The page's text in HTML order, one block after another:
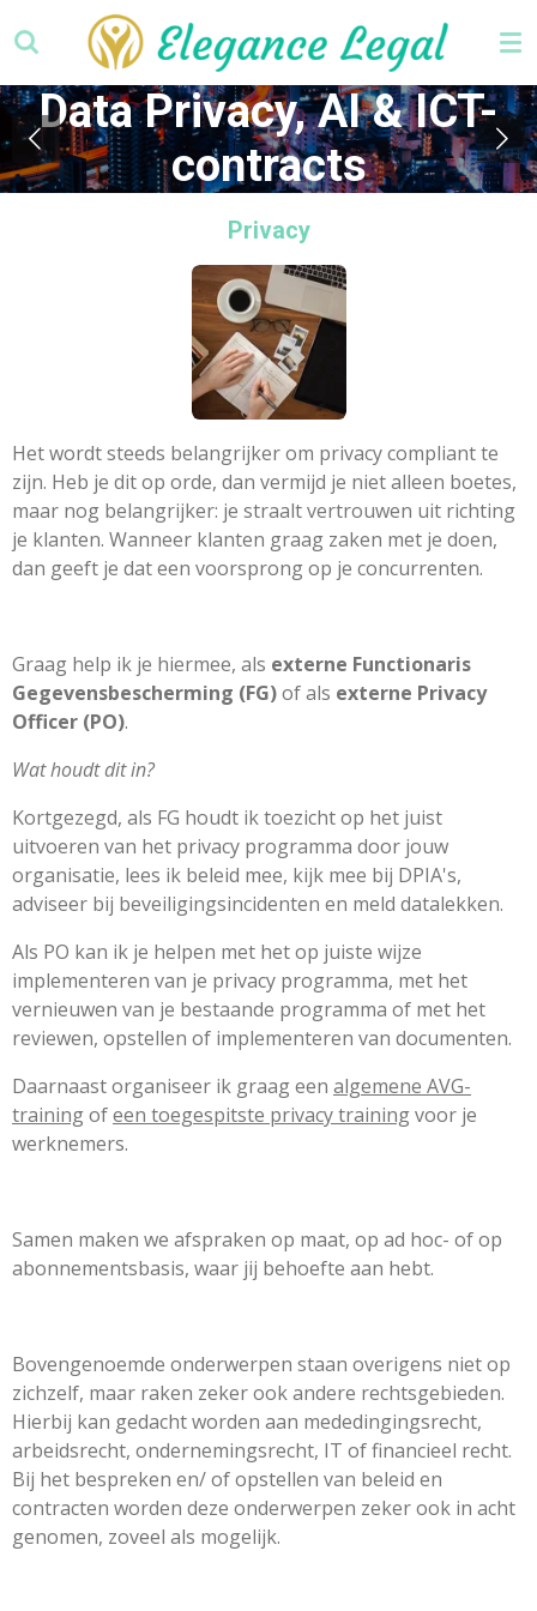
direct
naar
de
hoofdinhoud
Data Privacy, AI & ICT-
contracts
Privacy
Het wordt steeds belangrijker om privacy compliant te
zijn. Heb je dit op orde, dan vermijd je niet alleen boetes,
maar nog belangrijker: je straalt vertrouwen uit richting
je klanten. Wanneer klanten graag zaken met je doen,
dan geeft je dat een voorsprong op je concurrenten.
Graag help ik je hiermee, als externe Functionaris
Gegevensbescherming (FG)of als externe Privacy
Officer (PO).
Wat houdt dit in?
Kortgezegd, als FG houdt ik toezicht op het juist
uitvoeren van het privacy programma door jouw
organisatie, lees ik beleid mee, kijk mee bij DPIA's,
adviseer bij beveiligingsincidenten en meld datalekken.
Als PO kan ik je helpen met het op juiste wijze
implementeren van je privacy programma, met het
vernieuwen van je bestaande programma of met het
reviewen, opstellen of implementeren van documenten.
Daarnaast organiseer ik graag een algemene AVG-
trainingofeen toegespitste privacy trainingvoor je
werknemers.
Samen maken we afspraken op maat, op ad hoc- of op
abonnementsbasis, waar jij behoefte aan hebt.
Bovengenoemde onderwerpen staan overigens niet op
zichzelf, maar raken zeker ook andere rechtsgebieden.
Hierbij kan gedacht worden aan mededingingsrecht,
arbeidsrecht, ondernemingsrecht, IT of financieel recht.
Bij het bespreken en/ of opstellen van beleid en
contracten worden deze onderwerpen zeker ook in acht
genomen, zoveel als mogelijk.